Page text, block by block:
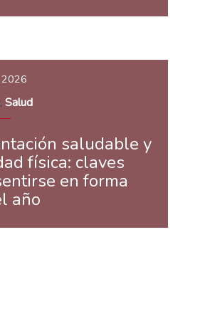
2026
, Salud
saludable y
física: claves
en forma
año